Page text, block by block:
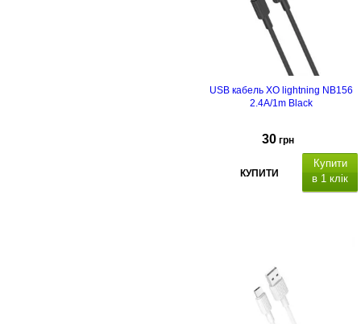
USB кабель XO lightning NB156
2.4A/1m Black
30 грн
КУПИТИ
Купити
в 1 клік